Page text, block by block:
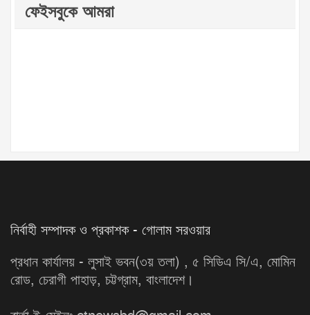
ফেইসবুকে আমরা
নির্বাহী সম্পাদক ও প্রকাশক - গোলাম সরওয়ার
প্রধান কার্যালয় - লুসাই ভবন(৩য় তলা) , ৫ সিডিএ সি/এ, মোমিন
রোড, চেরাগী পাহাড়, চট্টগ্রাম, বাংলাদেশ।